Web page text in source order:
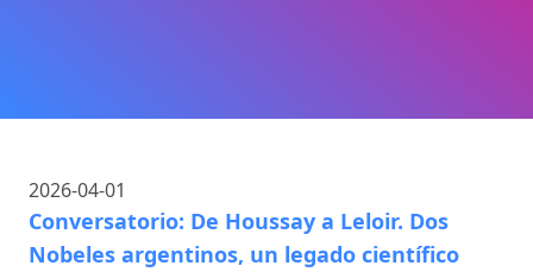
2026-04-01
Conversatorio: De Houssay a Leloir. Dos
Nobeles argentinos, un legado científico